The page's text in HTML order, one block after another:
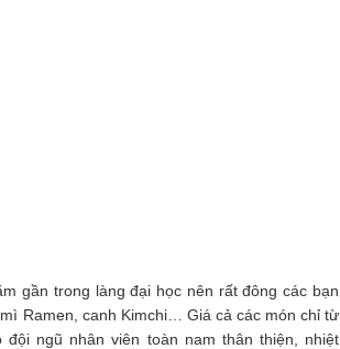
gần trong làng đại học nên rất đông các bạn
Ramen, canh Kimchi… Giá cả các món chỉ từ
ngũ nhân viên toàn nam thân thiện, nhiệt